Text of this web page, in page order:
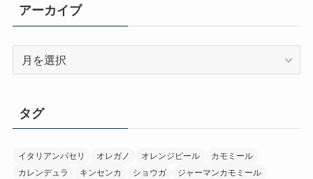
アーカイブ
ブ
タグ
イタリアンパセリ オレガノ オレンジピール
カモミール
カレンデュラ
キンセンカ ショウガ
ジャーマンカモミール